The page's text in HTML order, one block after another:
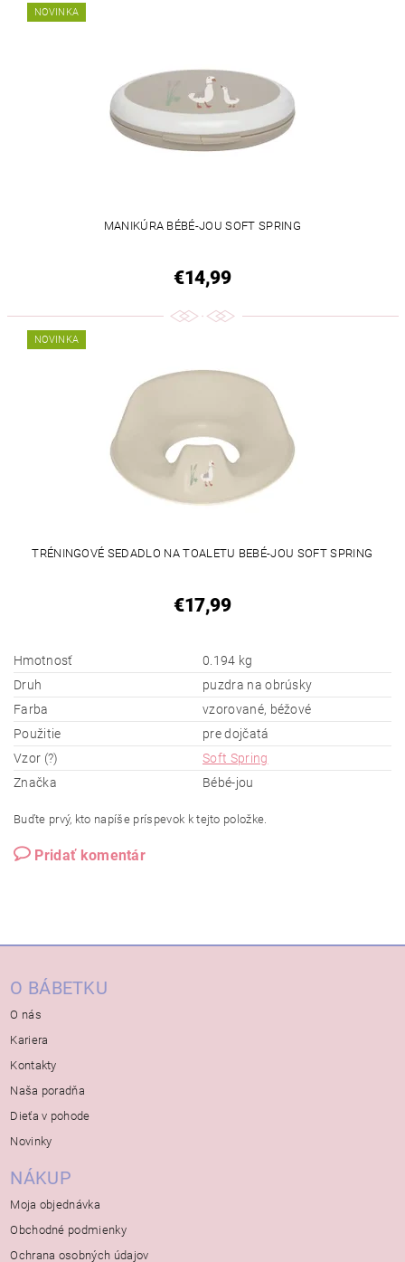
NOVINKA
MANIKÚRA BÉBÉ-JOU SOFT SPRING
€14,99
NOVINKA
TRÉNINGOVÉ SEDADLO NA TOALETU BEBÉ-JOU SOFT SPRING
€17,99
Hmotnosť
0.194 kg
Druh
puzdra na obrúsky
Farba
vzorované, béžové
Použitie
pre dojčatá
Vzor (?)
Soft Spring
Značka
Bébé-jou
Buďte prvý, kto napíše príspevok k tejto položke.
Pridať komentár
O BÁBETKU
O nás
Kariera
Kontakty
Naša poradňa
Dieťa v pohode
Novinky
NÁKUP
Moja objednávka
Obchodné podmienky
Ochrana osobných údajov